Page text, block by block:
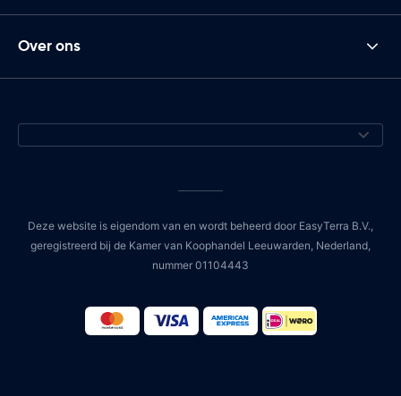
Over ons
Deze website is eigendom van en wordt beheerd door EasyTerra B.V.,
geregistreerd bij de Kamer van Koophandel Leeuwarden, Nederland,
nummer 01104443